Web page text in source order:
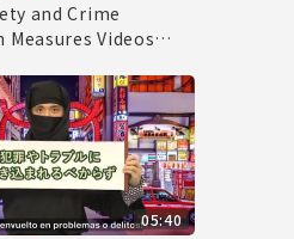
and Crime
Videos
05:40